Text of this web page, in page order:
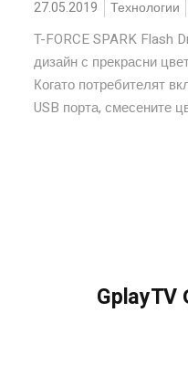
27.05.2019 Технологии
T-FORCE SPARK Flash
дизайн с прекрасни
Когато потребителят
USB порта, смесените